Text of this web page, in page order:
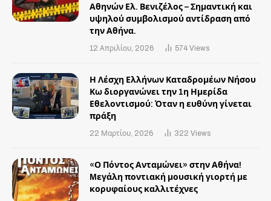
Αθηνών Ελ. Βενιζέλος – Σημαντική και
υψηλού συμβολισμού αντίδραση από
την Αθήνα.
12 Απριλίου, 2026 574 Views
Η Λέσχη Ελλήνων Καταδρομέων Νήσου
Κω διοργανώνει την 1η Ημερίδα
Εθελοντισμού: Όταν η ευθύνη γίνεται
πράξη
22 Μαρτίου, 2026 322 Views
«Ο Πόντος Ανταμώνει» στην Αθήνα!
Mεγάλη ποντιακή μουσική γιορτή με
κορυφαίους καλλιτέχνες